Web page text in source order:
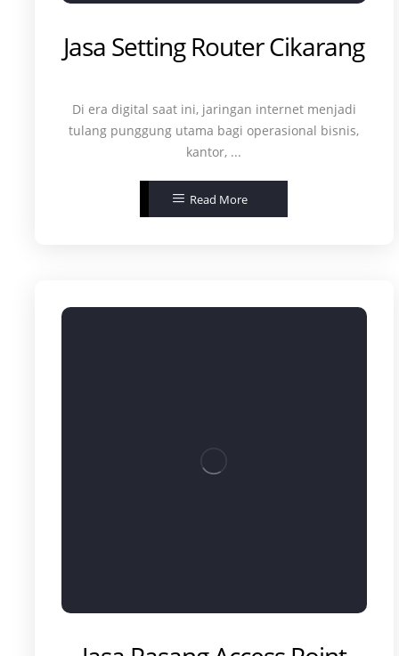
Jasa Setting Router Cikarang
Di era digital saat ini, jaringan internet menjadi
tulang punggung utama bagi operasional bisnis,
kantor, ...
Read More